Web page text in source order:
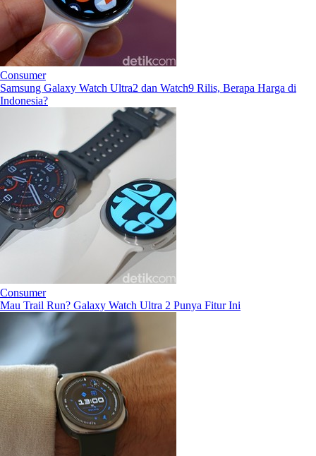
Consumer
Samsung Galaxy Watch Ultra2 dan Watch9 Rilis, Berapa Harga di
Indonesia?
Consumer
Mau Trail Run? Galaxy Watch Ultra 2 Punya Fitur Ini